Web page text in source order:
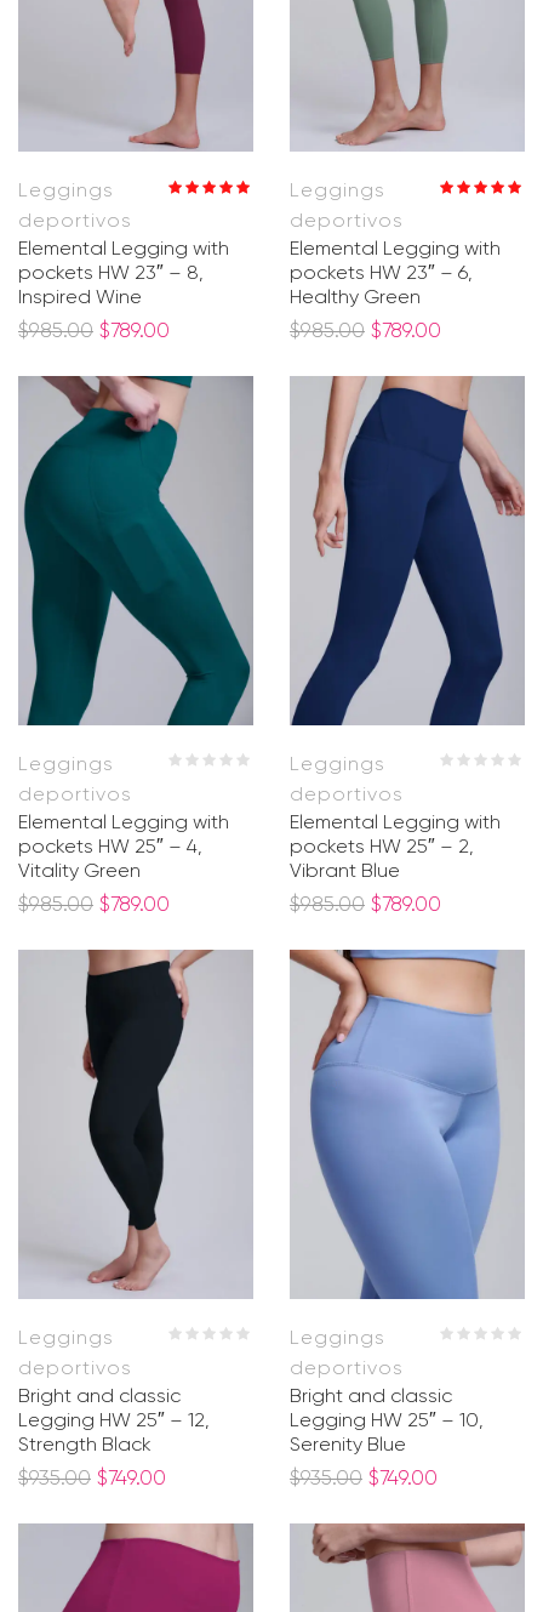
Leggings
deportivos
Elemental Legging with
pockets HW 23″ – 8,
Inspired Wine
$985.00 $789.00
Leggings
deportivos
Elemental Legging with
pockets HW 23″ – 6,
Healthy Green
$985.00 $789.00
Leggings
deportivos
Elemental Legging with
pockets HW 25″ – 4,
Vitality Green
$985.00 $789.00
Leggings
deportivos
Elemental Legging with
pockets HW 25″ – 2,
Vibrant Blue
$985.00 $789.00
Leggings
deportivos
Bright and classic
Legging HW 25″ – 12,
Strength Black
$935.00 $749.00
Leggings
deportivos
Bright and classic
Legging HW 25″ – 10,
Serenity Blue
$935.00 $749.00